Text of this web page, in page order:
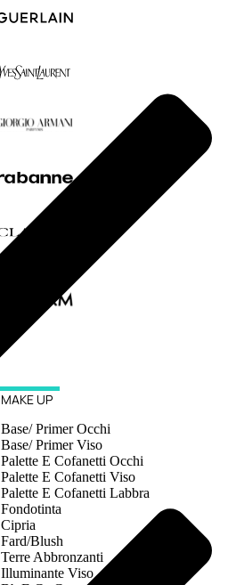
MAKE UP
Base/ Primer Occhi
Base/ Primer Viso
Palette E Cofanetti Occhi
Palette E Cofanetti Viso
Palette E Cofanetti Labbra
Fondotinta
Cipria
Fard/Blush
Terre Abbronzanti
Illuminante Viso